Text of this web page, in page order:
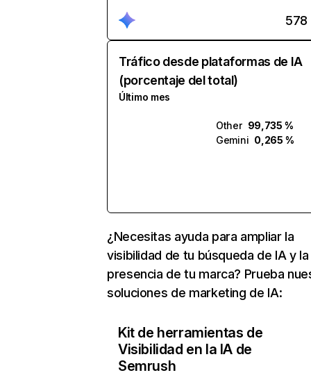
578
Tráfico desde plataformas de IA
(porcentaje del total)
Último mes
Other 99,735 %
Gemini 0,265 %
¿Necesitas ayuda para ampliar la
visibilidad de tu búsqueda de IA y la
presencia de tu marca? Prueba
soluciones de marketing de IA:
Kit de herramientas de
Visibilidad en la IA de
Semrush